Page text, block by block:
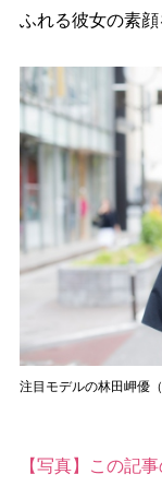
ふれる彼女の素顔
注目モデルの林田岬優
【写真】この記